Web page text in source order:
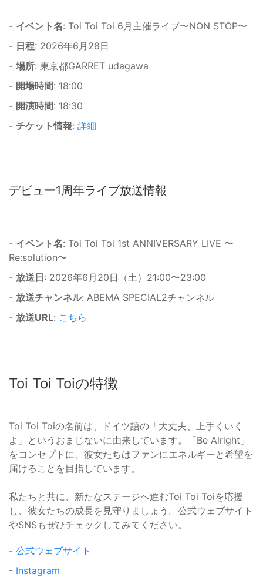
- イベント名: Toi Toi Toi 6月主催ライブ〜NON STOP〜
- 日程: 2026年6月28日
- 場所: 東京都GARRET udagawa
- 開場時間: 18:00
- 開演時間: 18:30
- チケット情報: 詳細
デビュー1周年ライブ放送情報
- イベント名: Toi Toi Toi 1st ANNIVERSARY LIVE 〜
Re:solution〜
- 放送日 : 2026年6月20日（土）21:00〜23:00
- 放送チャンネル: ABEMA SPECIAL2チャンネル
- 放送URL: こちら
Toi Toi Toiの特徴
Toi Toi Toiの名前は、ドイツ語の「大丈夫、上手くいく
よ」というおまじないに由来しています。「Be Alright」
をコンセプトに、彼女たちはファンにエネルギーと希望を
届けることを目指しています。
私たちと共に、新たなステージへ進むToi Toi Toiを応援
し、彼女たちの成長を見守りましょう。公式ウェブサイト
やSNSもぜひチェックしてみてください。
- 公式ウェブサイト
- Instagram